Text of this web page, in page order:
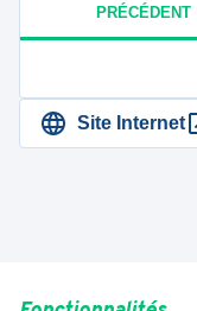
PRÉCÉDENT
Site Internet